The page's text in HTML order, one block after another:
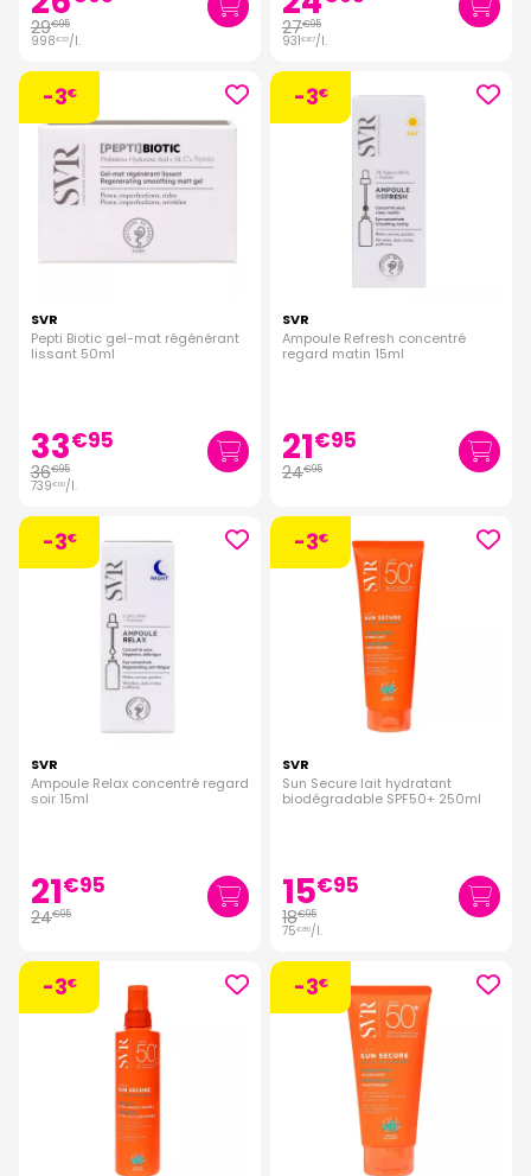
29€95
998€33/l.
27€95
931€67/l.
-3€
SVR
Pepti Biotic gel-mat régénérant
lissant 50ml
33€95
36€95
739€00/l.
-3€
SVR
Ampoule Refresh concentré
regard matin 15ml
21€95
24€95
-3€
SVR
Ampoule Relax concentré regard
soir 15ml
21€95
24€95
-3€
SVR
Sun Secure lait hydratant
biodégradable SPF50+ 250ml
15€95
18€95
75€80/l.
-3€ -3€